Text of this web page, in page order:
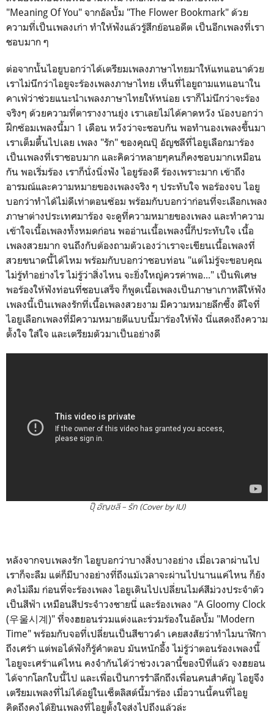
"Meaning Of You" จากอัลบั้ม "The Flower Bookmark" ด้วย
ความที่เป็นเพลงเก่า ทำให้ฟังแล้วรู้สึกย้อนอดีต เป็นอีกเพลงที่เรา
ชอบมาก ๆ
ต่อจากนั้นไอยูบอกว่าได้เตรียมเพลงภาษาไทยมาให้แทแอนาด้วย
เราไม่นึกว่าไอยูจะร้องเพลงภาษาไทย เห็นที่ไอยูถามแทแอนาใน
คาเฟ่ว่าช่วยแนะนำเพลงภาษาไทยให้หน่อย เราก็ไม่นึกว่าจะร้อง
จริงๆ ด้วยความที่ตารางงานยุ่ง เราเลยไม่ได้คาดหวัง น้องบอกว่า
ฝึกซ้อมเพลงนี้มา 1 เดือน หวังว่าจะชอบกัน พอทำนองเพลงขึ้นมา
เราเต็มตื้นไปเลย เพลง "รัก" ของคุณปุ๊ อัญชลีที่ไอยูเลือกมาร้อง
เป็นเพลงที่เราชอบมาก และคิดว่าหลายๆคนก็คงชอบมากเหมือน
กัน พอเริ่มร้อง เราก็นั่งนิ่งฟัง ไอยูร้องดี ร้องเพราะมาก เข้าถึง
อารมณ์และความหมายของเพลงจริง ๆ ประทับใจ พอร้องจบ ไอยู
บอกว่าทำได้ไม่ดีเท่าตอนซ้อม พร้อมกับบอกว่าก่อนที่จะเลือกเพลง
ภาษาต่างประเทศมาร้อง จะดูที่ความหมายของเพลง และทำความ
เข้าใจเนื้อเพลงทั้งหมดก่อน พออ่านเนื้อเพลงนี้ก็ประทับใจ เนื้อ
เพลงสวยมาก จนถึงกับต้องถามตัวเองว่าเราจะเขียนเนื้อเพลงที่
สวยขนาดนี้ได้ไหม พร้อมกับบอกว่าชอบท่อน "แต่ไม่รู้จะขอบคุณ
ไม่รู้ทำอย่างไร ไม่รู้ว่าสิ่งไหน จะยิ่งใหญ่ควรค่าพอ..." เป็นพิเศษ
พอร้องให้ฟังท่อนที่ชอบเสร็จ ก็พูดเนื้อเพลงเป็นภาษาเกาหลีให้ฟัง
เพลงนี้เป็นเพลงรักที่เนื้อเพลงสวยงาม มีความหมายลึกซึ้ง ดีใจที่
ไอยูเลือกเพลงที่มีความหมายดีแบบนี้มาร้องให้ฟัง นี่แสดงถึงความ
ตั้งใจ ใส่ใจ และเตรียมตัวมาเป็นอย่างดี
ปุ๊ อัญชลี - รัก (Cover by IU)
หลังจากจบเพลงรัก ไอยูบอกว่าบางสิ่งบางอย่าง เมื่อเวลาผ่านไป
เราก็จะลืม แต่ก็มีบางอย่างที่ถึงแม้เวลาจะผ่านไปนานแค่ไหน ก็ยัง
คงไม่ลืม ก่อนที่จะร้องเพลง ไอยูเดินไปเปลี่ยนไมค์สีม่วงประจำตัว
เป็นสีฟ้า เหมือนสีประจำวงชายนี่ และร้องเพลง "A Gloomy Clock
(우울시계)" ที่จงฮยอนร่วมแต่งและร่วมร้องในอัลบั้ม "Modern
Time" พร้อมกับจอที่เปลี่ยนเป็นสีขาวดำ เคยสงสัยว่าทำไมนาฬิกา
ถึงเศร้า แต่พอได้ฟังก็รู้คำตอบ มันหนักอึ้ง ไม่รู้ว่าตอนร้องเพลงนี้
ไอยูจะเศร้าแค่ไหน คงจำกันได้ว่าช่วงเวลานี้ของปีที่แล้ว จงฮยอน
ได้จากโลกใบนี้ไป และเพื่อเป็นการรำลึกถึงเพื่อนคนสำคัญ ไอยูจึง
เตรียมเพลงที่ไม่ได้อยู่ในเซ็ตลิสต์นี้มาร้อง เมื่อวานนี้คนที่ไอยู
คิดถึงคงได้ยินเพลงที่ไอยูตั้งใจส่งไปถึงแล้วล่ะ